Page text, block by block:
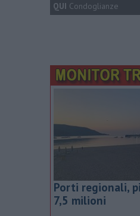
QUI Condoglianze
Porti regionali,
7,5 milioni